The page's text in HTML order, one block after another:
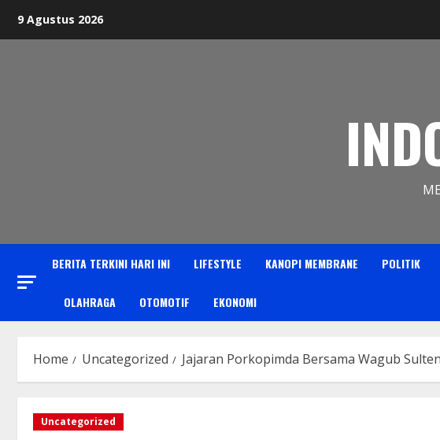
9 Agustus 2026
BERITA TERKINI HARI INI LIFESTYLE KANOPI MEMBRANE POLITIK
OLAHRAGA OTOMOTIF EKONOMI
Home Uncategorized Jajaran Porkopimda Bersama Wagub
Uncategorized